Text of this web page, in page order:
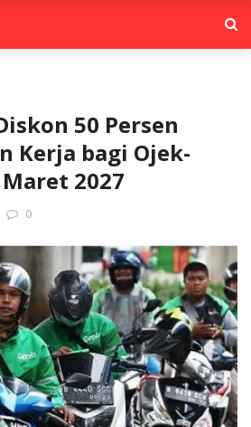
50 Persen
Kerja bagi Ojek-
2027
0